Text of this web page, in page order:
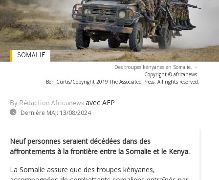
Des troupes kényanes en Somalie. -
Copyright © africanews
Ben Curtis/Copyright 2019 The Associated Press. All rights reserved.
By Rédaction Africanews avec AFP
Dernière MAJ: 13/08/2024
SOMALIE
Neuf personnes seraient décédées dans des
affrontements à la frontière entre la Somalie et le Kenya.
La Somalie assure que des troupes kényanes,